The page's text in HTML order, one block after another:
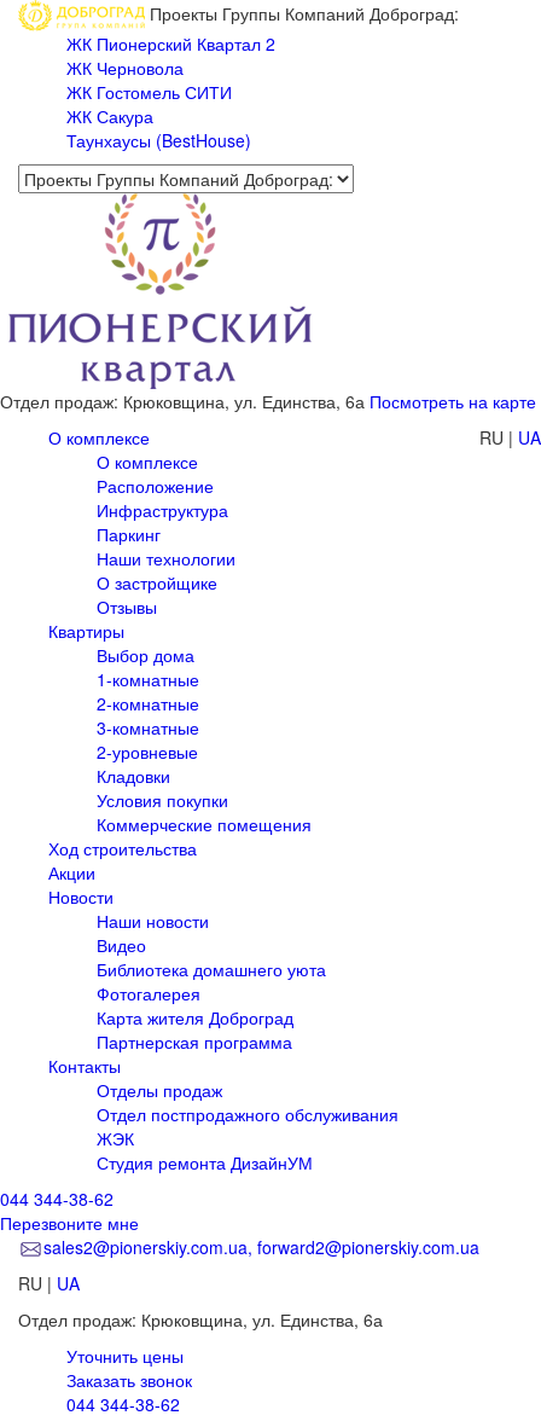
Проекты Группы Компаний Доброград:
ЖК Пионерский Квартал 2
ЖК Черновола
ЖК Гостомель СИТИ
ЖК Сакура
Таунхаусы (BestHouse)
Отдел продаж: Крюковщина, ул. Единства, 6а Посмотреть на карте
RU | UA
О комплексе
О комплексе
Расположение
Инфраструктура
Паркинг
Наши технологии
О застройщике
Отзывы
Квартиры
Выбор дома
1-комнатные
2-комнатные
3-комнатные
2-уровневые
Кладовки
Условия покупки
Коммерческие помещения
Ход строительства
Акции
Новости
Наши новости
Видео
Библиотека домашнего уюта
Фотогалерея
Карта жителя Доброград
Партнерская программа
Контакты
Отделы продаж
Отдел постпродажного обслуживания
ЖЭК
Студия ремонта ДизайнУМ
044 344-38-62
Перезвоните мне
sales2@pionerskiy.com.ua, forward2@pionerskiy.com.ua
RU | UA
Отдел продаж: Крюковщина, ул. Единства, 6а
Уточнить цены
Заказать звонок
044 344-38-62